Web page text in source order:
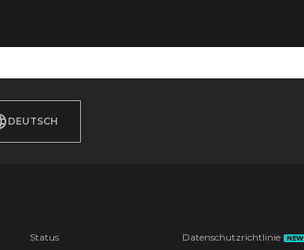
DEUTSCH
Status Datenschutzrichtlinie NEW